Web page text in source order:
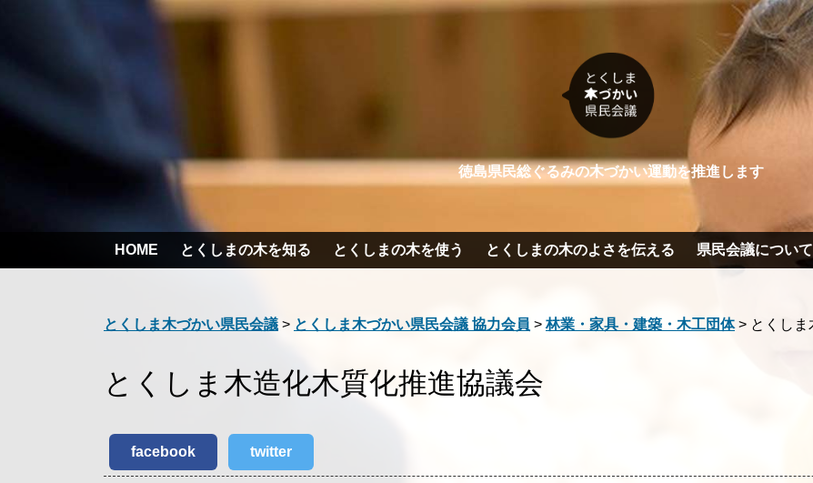
徳島県民総ぐるみの木づかい運動を推進します
HOME とくしまの木を知る とくしまの木を使う とくしまの木のよさを伝える 県民会議について
とくしま木づかい県民会議 > とくしま木づかい県民会議 協力会員 >林業・家具・建築・木工団体> とくし
とくしま木造化木質化推進協議会
facebook twitter